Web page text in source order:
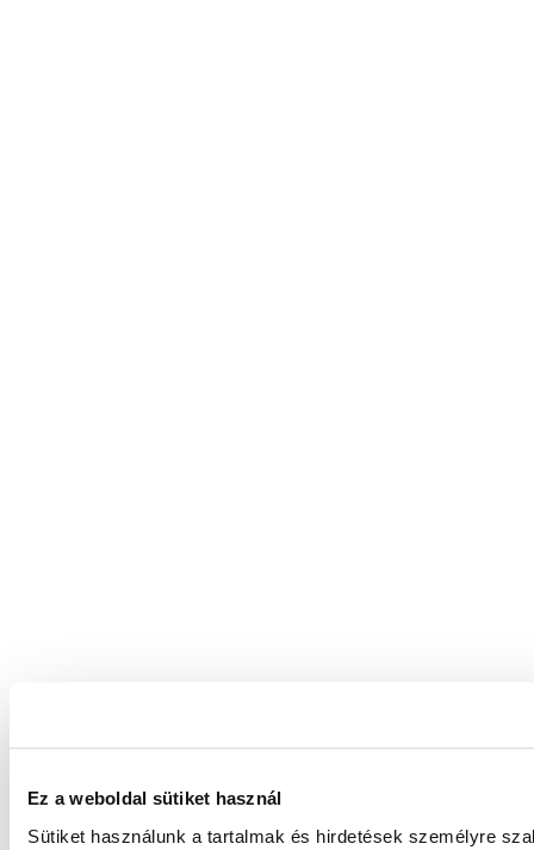
Ez a weboldal sütiket használ
Sütiket használunk a tartalmak és hirdetések személyre